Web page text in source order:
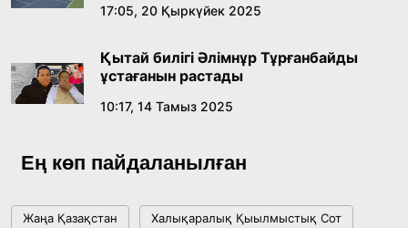
Абайдың адам тәрбиесі туралы
18:59, 20 Шілде 2026
ме, әлде бәсекелесі ме?
17:05, 20 Қыркүйек 2025
Қытай билігі Әлімнұр Тұрғанбайды
ұстағанын растады
10:17, 14 Тамыз 2025
Ең көп пайдаланылған
Жаңа Қазақстан Халықаралық Қыылмыстық Сот